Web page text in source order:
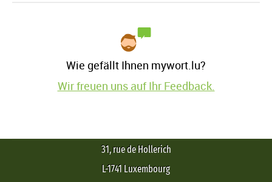
Wie gefällt Ihnen mywort.lu?
Wir freuen uns auf Ihr Feedback.
31, rue de Hollerich
L-1741 Luxembourg